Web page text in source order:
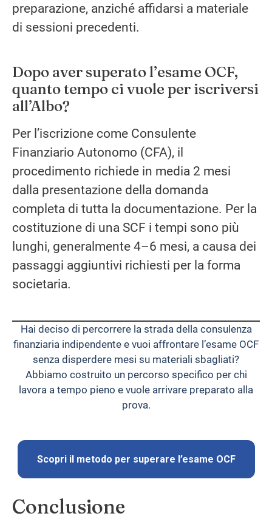
preparazione, anziché affidarsi a materiale
di sessioni precedenti.
Dopo aver superato l’esame OCF,
quanto tempo ci vuole per iscriversi
all’Albo?
Per l’iscrizione come Consulente
Finanziario Autonomo (CFA), il
procedimento richiede in media 2 mesi
dalla presentazione della domanda
completa di tutta la documentazione. Per la
costituzione di una SCF i tempi sono più
lunghi, generalmente 4–6 mesi, a causa dei
passaggi aggiuntivi richiesti per la forma
societaria.
Hai deciso di percorrere la strada della consulenza
finanziaria indipendente e vuoi affrontare l’esame OCF
senza disperdere mesi su materiali sbagliati?
Abbiamo costruito un percorso specifico per chi
lavora a tempo pieno e vuole arrivare preparato alla
prova.
Scopri il metodo per superare l’esame OCF
Conclusione